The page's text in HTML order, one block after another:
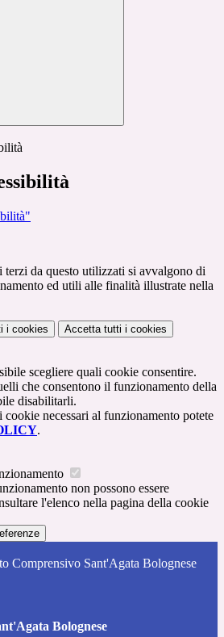
terzi da questo utilizzati si avvalgono di
ed utili alle finalità illustrate nella
i cookies Accetta tutti i cookies
scegliere quali cookie consentire.
che consentono il funzionamento della
disabilitarli.
cookie necessari al funzionamento potete
.
non possono essere
l'elenco nella pagina della cookie
Comprensivo Sant'Agata Bolognese
Bolognese